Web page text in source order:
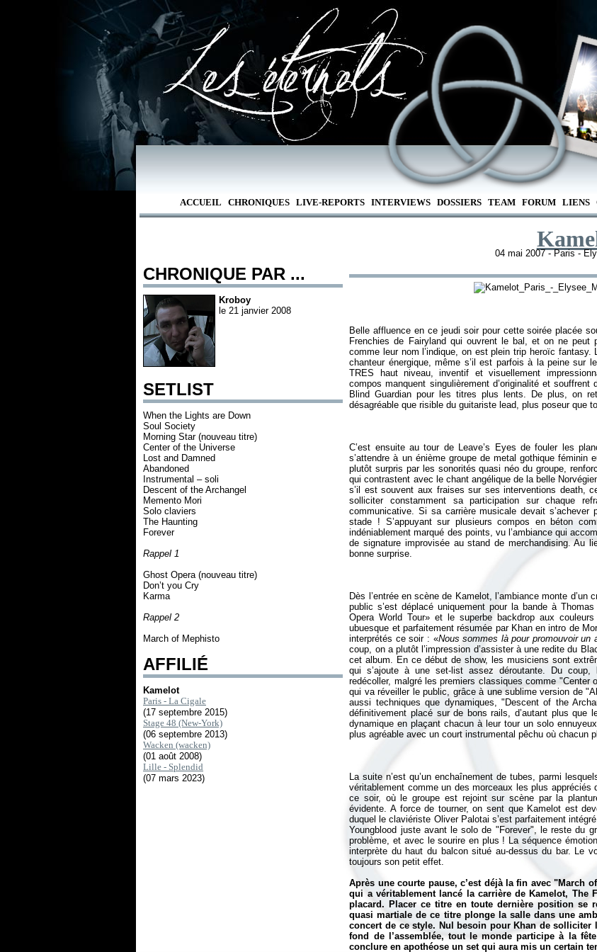
ACCUEIL CHRONIQUES LIVE-REPORTS INTERVIEWS DOSSIERS TEAM FORUM LIENS
CHRONIQUE PAR ...
Kroboy
le 21 janvier 2008
SETLIST
When the Lights are Down
Soul Society
Morning Star (nouveau titre)
Center of the Universe
Lost and Damned
Abandoned
Instrumental – soli
Descent of the Archangel
Memento Mori
Solo claviers
The Haunting
Forever
Rappel 1
Ghost Opera (nouveau titre)
Don’t you Cry
Karma
Rappel 2
March of Mephisto
AFFILIÉ
Kamelot
Paris - La Cigale
(17 septembre 2015)
Stage 48 (New-York)
(06 septembre 2013)
Wacken (wacken)
(01 août 2008)
Lille - Splendid
(07 mars 2023)
04 mai 2007 - Paris -
Belle affluence en ce jeudi soir pour cette soirée placée
Frenchies de Fairyland qui ouvrent le bal, et on ne peut
comme leur nom l’indique, on est plein trip heroïc
chanteur énergique, même s’il est parfois à la peine sur
TRES haut niveau, inventif et visuellement
compos manquent singulièrement d’originalité et souffrent
Blind Guardian pour les titres plus lents. De plus, on
C’est ensuite au tour de Leave’s Eyes de fouler les
s’attendre à un énième groupe de metal gothique
plutôt surpris par les sonorités quasi néo du groupe,
qui contrastent avec le chant angélique de la belle
s’il est souvent aux fraises sur ses interventions death,
solliciter constamment sa participation sur chaque
communicative. Si sa carrière musicale devait s’achever
stade ! S’appuyant sur plusieurs compos en béton
indéniablement marqué des points, vu l’ambiance qui
de signature improvisée au stand de merchandising. Au
Dès l’entrée en scène de Kamelot, l’ambiance monte
public s’est déplacé uniquement pour la bande à
Opera World Tour» et le superbe backdrop aux
ubuesque et parfaitement résumée par Khan en intro de
interprétés ce soir : «Nous sommes là pour promouvoir un
coup, on a plutôt l’impression d’assister à une redite du
cet album. En ce début de show, les musiciens sont
qui s’ajoute à une set-list assez déroutante. Du coup,
redécoller, malgré les premiers classiques comme "Center
qui va réveiller le public, grâce à une sublime version de
aussi techniques que dynamiques, "Descent of the
définitivement placé sur de bons rails, d’autant plus
dynamique en plaçant chacun à leur tour un solo
La suite n’est qu’un enchaînement de tubes, parmi
véritablement comme un des morceaux les plus appréciés
ce soir, où le groupe est rejoint sur scène par la
évidente. A force de tourner, on sent que Kamelot est
duquel le claviériste Oliver Palotai s’est parfaitement
Youngblood juste avant le solo de "Forever", le reste du
problème, et avec le sourire en plus ! La séquence
interprète du haut du balcon situé au-dessus du bar. Le
toujours son petit effet.
Après une courte pause, c’est déjà la fin avec "March
qui a véritablement lancé la carrière de Kamelot, The
placard. Placer ce titre en toute dernière position se
quasi martiale de ce titre plonge la salle dans une
concert de ce style. Nul besoin pour Khan de solliciter
fond de l’assemblée, tout le monde participe à la
conclure en apothéose un set qui aura mis un certain